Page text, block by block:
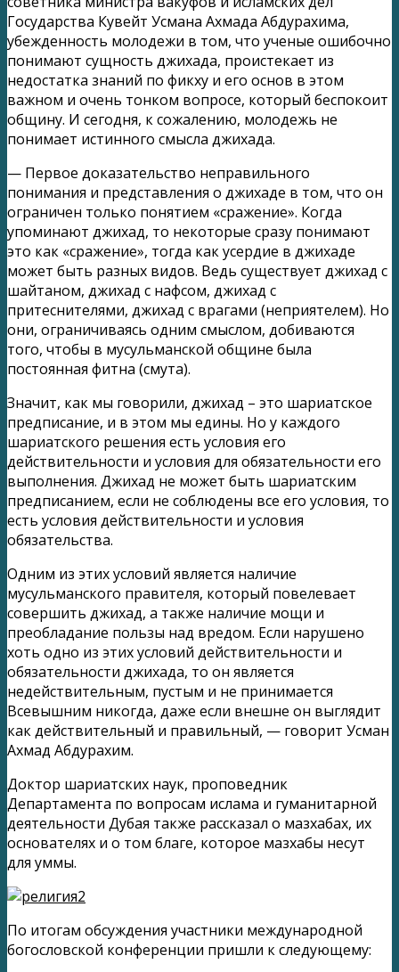
Государства Кувейт Усмана Ахмада Абдурахима,
убежденность молодежи в том, что ученые ошибочно
понимают сущность джихада, проистекает из
недостатка знаний по фикху и его основ в этом
важном и очень тонком вопросе, который беспокоит
общину. И сегодня, к сожалению, молодежь не
понимает истинного смысла джихада.
— Первое доказательство неправильного
понимания и представления о джихаде в том, что он
ограничен только понятием «сражение». Когда
упоминают джихад, то некоторые сразу понимают
это как «сражение», тогда как усердие в джихаде
может быть разных видов. Ведь существует джихад с
шайтаном, джихад с нафсом, джихад с
притеснителями, джихад с врагами (неприятелем). Но
они, ограничиваясь одним смыслом, добиваются
того, чтобы в мусульманской общине была
постоянная фитна (смута).
Значит, как мы говорили, джихад – это шариатское
предписание, и в этом мы едины. Но у каждого
шариатского решения есть условия его
действительности и условия для обязательности его
выполнения. Джихад не может быть шариатским
предписанием, если не соблюдены все его условия, то
есть условия действительности и условия
обязательства.
Одним из этих условий является наличие
мусульманского правителя, который повелевает
совершить джихад, а также наличие мощи и
преобладание пользы над вредом. Если нарушено
хоть одно из этих условий действительности и
обязательности джихада, то он является
недействительным, пустым и не принимается
Всевышним никогда, даже если внешне он выглядит
как действительный и правильный, — говорит Усман
Ахмад Абдурахим.
Доктор шариатских наук, проповедник
Департамента по вопросам ислама и гуманитарной
деятельности Дубая также рассказал о мазхабах, их
основателях и о том благе, которое мазхабы несут
для уммы.
По итогам обсуждения участники международной
богословской конференции пришли к следующему: